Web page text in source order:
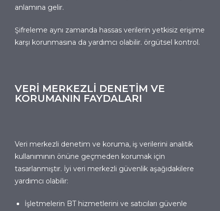
anlamına gelir.
Şifreleme aynı zamanda hassas verilerin yetkisiz erişime
karşı korunmasına da yardımcı olabilir. örgütsel kontrol.
VERİ MERKEZLİ DENETİM VE
KORUMANIN FAYDALARI
Veri merkezli denetim ve koruma, iş verilerini analitik
kullanımının önüne geçmeden korumak için
tasarlanmıştır. İyi veri merkezli güvenlik aşağıdakilere
yardımcı olabilir:
İşletmelerin BT hizmetlerini ve satıcıları güvenle